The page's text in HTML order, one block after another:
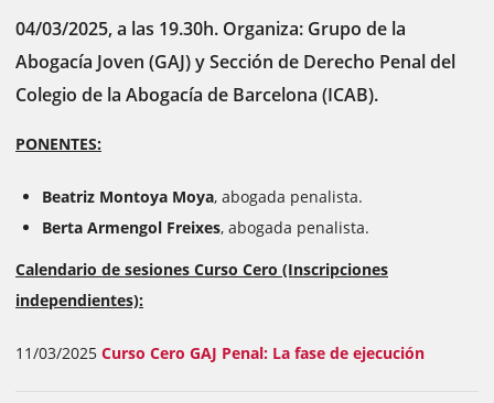
04/03/2025, a las 19.30h. Organiza: Grupo de la
Abogacía Joven (GAJ) y Sección de Derecho Penal del
Colegio de la Abogacía de Barcelona (ICAB).
PONENTES:
Beatriz Montoya Moya, abogada penalista.
Berta Armengol Freixes, abogada penalista.
Calendario de sesiones Curso Cero (Inscripciones
independientes):
11/03/2025 Curso Cero GAJ Penal: La fase de ejecución